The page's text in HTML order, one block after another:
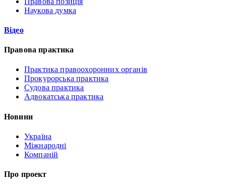
Наукова думка
Відео
Правова практика
Практика правоохоронних органів
Прокурорська практика
Судова практика
Адвокатська практика
Новини
Україна
Міжнародні
Компаній
Про проект